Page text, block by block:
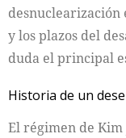
desnuclearización
y los plazos del
duda el principal
Historia de un
El régimen de Kim